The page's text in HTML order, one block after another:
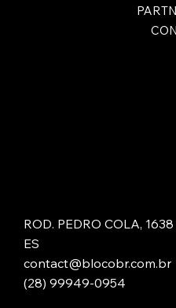
ROD. PEDRO COLA,
ES
contact@blocobr.com.br
(28) 99949-0954